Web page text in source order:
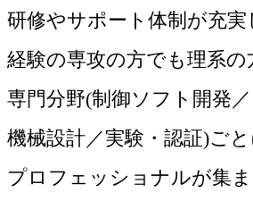
研修やサポート体制が充
経験の専攻の方でも理系
専門分野(制御ソフト開発
機械設計／実験・認証)ご
プロフェッショナルが集